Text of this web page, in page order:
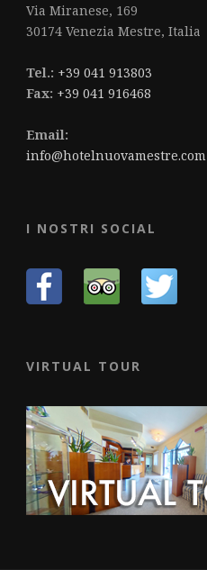
Via Miranese, 169
30174 Venezia Mestre, Italia
Tel.: +39 041 913803
Fax: +39 041 916468
Email:
info@hotelnuovamestre.com
I NOSTRI SOCIAL
VIRTUAL TOUR